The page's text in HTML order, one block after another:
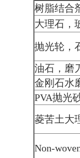
树脂结合
大理石，
抛光轮，
油石，磨
金刚石水
PVA抛光
菱苦土大
Non-